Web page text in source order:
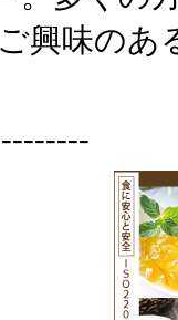
興味の